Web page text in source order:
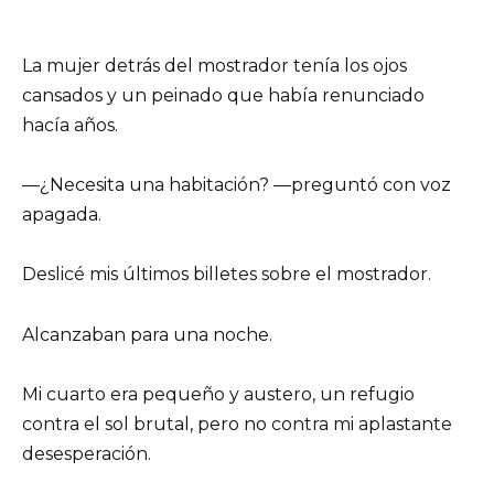
La mujer detrás del mostrador tenía los ojos
cansados y un peinado que había renunciado
hacía años.
—¿Necesita una habitación? —preguntó con voz
apagada.
Deslicé mis últimos billetes sobre el mostrador.
Alcanzaban para una noche.
Mi cuarto era pequeño y austero, un refugio
contra el sol brutal, pero no contra mi aplastante
desesperación.